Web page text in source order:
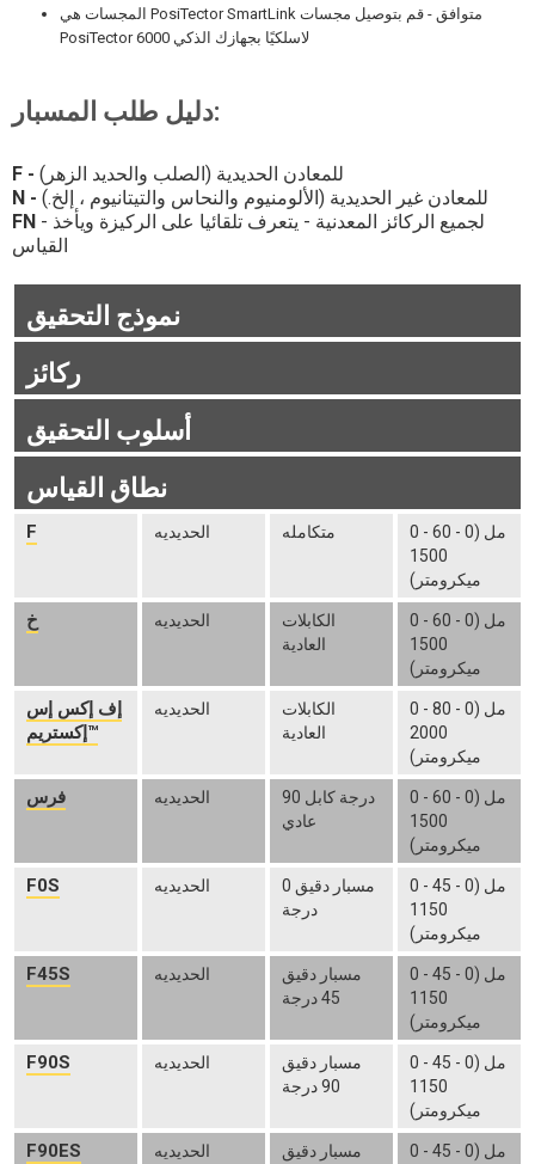
PosiTector SmartLink
PosiTector 6000 لاسلكيًا بجهازك الذكي
دليل طلب المسبار:
F - للمعادن الحديدية (الصلب والحديد الزهر)
N - للمعادن غير الحديدية (الألومنيوم والنحاس والتيتانيوم ، إلخ.)
FN - لجميع الركائز المعدنية - يتعرف تلقائيا على الركيزة ويأخذ
القياس
نموذج التحقيق
ركائز
أسلوب التحقيق
نطاق القياس
F الحديديه متكامله
0 - 60 مل (0 -
1500
ميكرومتر)
خ الحديديه
الكابلات
العادية
0 - 60 مل (0 -
1500
ميكرومتر)
إف إكس إس
إكستريم™
الحديديه
الكابلات
العادية
0 - 80 مل (0 -
2000
ميكرومتر)
فرس الحديديه
90 درجة كابل
عادي
0 - 60 مل (0 -
1500
ميكرومتر)
F0S الحديديه
مسبار دقيق 0
درجة
0 - 45 مل (0 -
1150
ميكرومتر)
F45S الحديديه
مسبار دقيق
45 درجة
0 - 45 مل (0 -
1150
ميكرومتر)
F90S الحديديه
مسبار دقيق
90 درجة
0 - 45 مل (0 -
1150
ميكرومتر)
F90ES الحديديه
مسبار دقيق
0 - 45 مل (0 -